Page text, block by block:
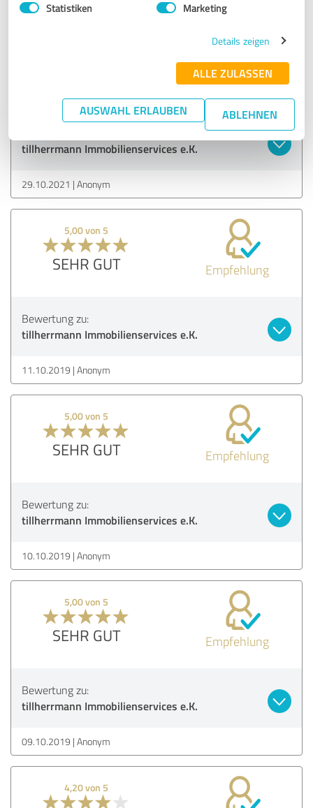
Statistiken Marketing
Details zeigen
ALLE ZULASSEN
AUSWAHL ERLAUBEN ABLEHNEN
Empfehlung
tillherrmann Immobilienservices e.K.
29.10.2021 Anonym
5,00 von 5
SEHR GUT Empfehlung
Bewertung zu:
tillherrmann Immobilienservices e.K.
11.10.2019 Anonym
5,00 von 5
SEHR GUT Empfehlung
Bewertung zu:
tillherrmann Immobilienservices e.K.
10.10.2019 Anonym
5,00 von 5
SEHR GUT Empfehlung
Bewertung zu:
tillherrmann Immobilienservices e.K.
09.10.2019 Anonym
4,20 von 5